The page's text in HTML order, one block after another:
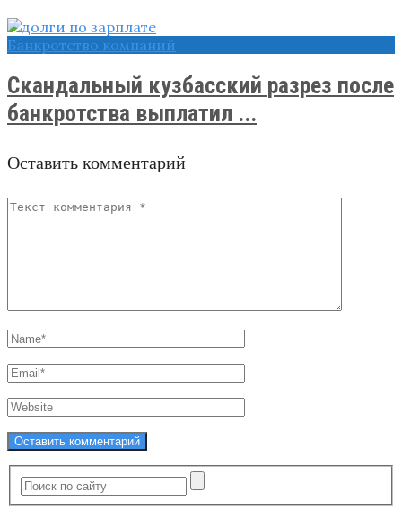
Банкротство компаний
Скандальный кузбасский разрез после
банкротства выплатил ...
Оставить комментарий